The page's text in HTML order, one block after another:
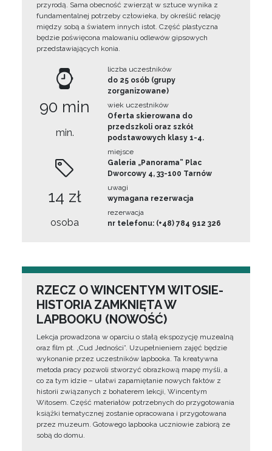
przyrodą. Sama obecność zwierząt w sztuce wynika z
fundamentalnej potrzeby człowieka, by określić relację
między sobą a światem innych istot. Część plastyczna
będzie poświęcona malowaniu odlewów gipsowych
przedstawiających konia.
90 min
min.
14 zł
osoba
liczba uczestników
do 25 osób (grupy
zorganizowane)
wiek uczestników
Oferta skierowana do
przedszkoli oraz szkół
podstawowych klasy 1-4.
miejsce
Galeria „Panorama” Plac
Dworcowy 4, 33-100 Tarnów
uwagi
wymagana rezerwacja
rezerwacja
nr telefonu: (+48) 784 912 326
RZECZ O WINCENTYM WITOSIE-
HISTORIA ZAMKNIĘTA W
LAPBOOKU (NOWOŚĆ)
Lekcja prowadzona w oparciu o stałą ekspozycję muzealną
oraz film pt. „Cud Jedności”. Uzupełnieniem zajęć będzie
wykonanie przez uczestników lapbooka. Ta kreatywna
metoda pracy pozwoli stworzyć obrazkową mapę myśli, a
co za tym idzie – ułatwi zapamiętanie nowych faktów z
historii związanych z bohaterem lekcji, Wincentym
Witosem. Część materiałów potrzebnych do przygotowania
książki tematycznej zostanie opracowana i przygotowana
przez muzeum. Gotowego lapbooka uczniowie zabiorą ze
sobą do domu.